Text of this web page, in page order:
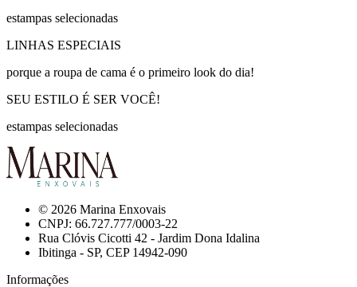
estampas selecionadas
LINHAS ESPECIAIS
porque a roupa de cama é o primeiro look do dia!
SEU ESTILO É SER VOCÊ!
estampas selecionadas
© 2026 Marina Enxovais
CNPJ: 66.727.777/0003-22
Rua Clóvis Cicotti 42 - Jardim Dona Idalina
Ibitinga - SP, CEP 14942-090
Informações